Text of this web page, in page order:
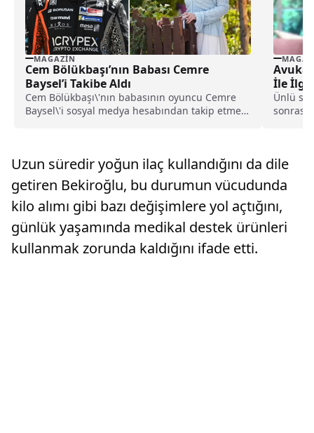
MAGAZIN
Cem Bölükbaşı’nın Babası Cemre
Baysel’i Takibe Aldı
Cem Bölükbaşı\'nın babasının oyuncu Cemre
Baysel\'i sosyal medya hesabından takip etmesi
İle İlgili
Ünlü
sonrası
Uzun süredir yoğun ilaç kullandığını da dile
getiren Bekiroğlu, bu durumun vücudunda
kilo alımı gibi bazı değişimlere yol açtığını,
günlük yaşamında medikal destek ürünleri
kullanmak zorunda kaldığını ifade etti.